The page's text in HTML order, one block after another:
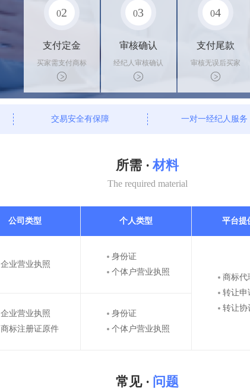
02
支付定金
买家需支付商标
标价的10%的购
买订金
03
审核确认
经纪人审核确认
商标状态
04
支付尾款
审核无误后买家
支付尾款，卖家
办理相关手续
交易安全有保障 一对一经纪人服务
所需 · 材料
The required material
公司类型 个人类型 平台提
企业营业执照
身份证
个体户营业执照
商标代
转让申
转让协
企业营业执照
商标注册证原件
身份证
个体户营业执照
常见 · 问题